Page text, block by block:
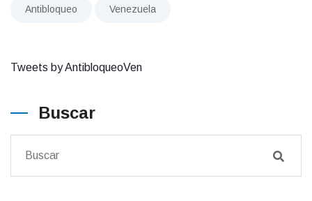
Antibloqueo Venezuela
Tweets by AntibloqueoVen
Buscar